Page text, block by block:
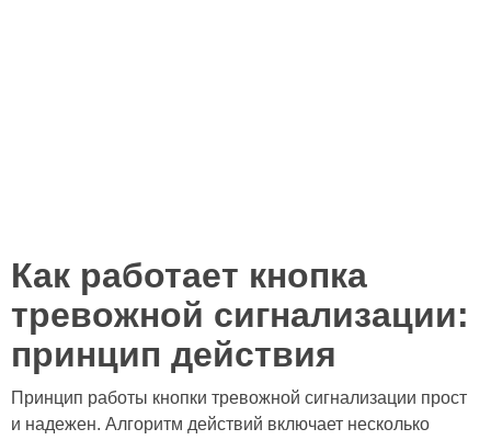
Как работает кнопка
тревожной сигнализации:
принцип действия
Принцип работы кнопки тревожной сигнализации прост
и надежен. Алгоритм действий включает несколько